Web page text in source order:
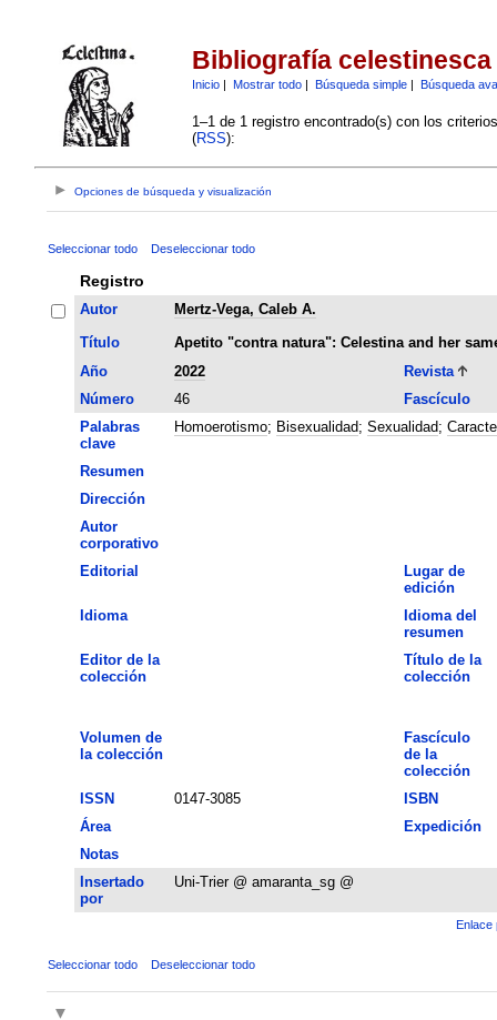
Bibliografía celestinesca
Inicio| Mostrar todo| Búsqueda simple| Búsqueda
1–1 de 1 registro encontrado(s) con los
(RSS):
Opciones de búsqueda y visualización
Seleccionar todo Deseleccionar todo
Registro
Autor
Mertz-Vega, Caleb A.
Título
Apetito "contra natura": Celestina and her
Año
2022
Revista
Número
46
Fascículo
Palabras
clave
Homoerotismo; Bisexualidad; Sexualidad;
Resumen
Dirección
Autor
corporativo
Editorial
Lugar de
edición
Idioma
Idioma del
resumen
Editor de la
colección
Título de la
colección
Volumen de
la colección
Fascículo
de la
colección
ISSN
0147-3085
ISBN
Área
Expedición
Notas
Insertado
por
Uni-Trier @ amaranta_sg @
Enlace
Seleccionar todo Deseleccionar todo